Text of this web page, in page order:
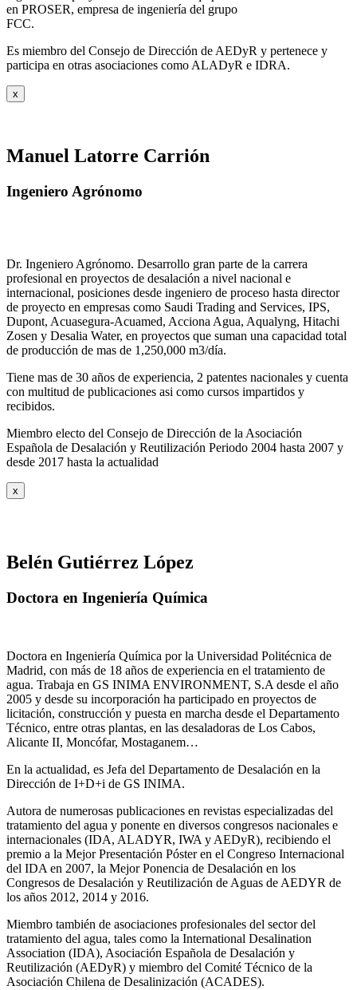
en PROSER, empresa de ingeniería del grupo
FCC.
Es miembro del Consejo de Dirección de AEDyR y pertenece y
participa en otras asociaciones como ALADyR e IDRA.
x
Manuel Latorre Carrión
Ingeniero Agrónomo
Dr. Ingeniero Agrónomo. Desarrollo gran parte de la carrera
profesional en proyectos de desalación a nivel nacional e
internacional, posiciones desde ingeniero de proceso hasta director
de proyecto en empresas como Saudi Trading and Services, IPS,
Dupont, Acuasegura-Acuamed, Acciona Agua, Aqualyng, Hitachi
Zosen y Desalia Water, en proyectos que suman una capacidad total
de producción de mas de 1,250,000 m3/día.
Tiene mas de 30 años de experiencia, 2 patentes nacionales y cuenta
con multitud de publicaciones asi como cursos impartidos y
recibidos.
Miembro electo del Consejo de Dirección de la Asociación
Española de Desalación y Reutilización Periodo 2004 hasta 2007 y
desde 2017 hasta la actualidad
x
Belén Gutiérrez López
Doctora en Ingeniería Química
Doctora en Ingeniería Química por la Universidad Politécnica de
Madrid, con más de 18 años de experiencia en el tratamiento de
agua. Trabaja en GS INIMA ENVIRONMENT, S.A desde el año
2005 y desde su incorporación ha participado en proyectos de
licitación, construcción y puesta en marcha desde el Departamento
Técnico, entre otras plantas, en las desaladoras de Los Cabos,
Alicante II, Moncófar, Mostaganem…
En la actualidad, es Jefa del Departamento de Desalación en la
Dirección de I+D+i de GS INIMA.
Autora de numerosas publicaciones en revistas especializadas del
tratamiento del agua y ponente en diversos congresos nacionales e
internacionales (IDA, ALADYR, IWA y AEDyR), recibiendo el
premio a la Mejor Presentación Póster en el Congreso Internacional
del IDA en 2007, la Mejor Ponencia de Desalación en los
Congresos de Desalación y Reutilización de Aguas de AEDYR de
los años 2012, 2014 y 2016.
Miembro también de asociaciones profesionales del sector del
tratamiento del agua, tales como la International Desalination
Association (IDA), Asociación Española de Desalación y
Reutilización (AEDyR) y miembro del Comité Técnico de la
Asociación Chilena de Desalinización (ACADES).